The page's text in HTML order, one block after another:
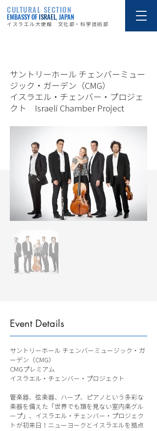
CULTURAL SECTION
EMBASSY OFISRAEL, JAPAN
イスラエル大使館 文化部・科学技術部
サントリーホール チェンバーミュー
ジック・ガーデン（CMG）
イスラエル・チェンバー・プロジェ
クト Israeli Chamber Project
Event Details
サントリーホール チェンバーミュージック・ガ
ーデン（CMG）
CMGプレミアム
イスラエル・チェンバー・プロジェクト
管楽器、弦楽器、ハープ、ピアノという多彩な
楽器を備えた「世界でも類を見ない室内楽グル
ープ」、イスラエル・チェンバー・プロジェク
トが初来日！ニューヨークとイスラエルを拠点